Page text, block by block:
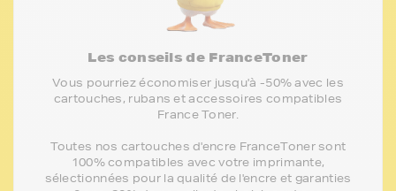
Les conseils de FranceToner
Vous pourriez économiser jusqu'à -50% avec les
cartouches, rubans et accessoires compatibles
France Toner.
Toutes nos cartouches d'encre FranceToner sont
100% compatibles avec votre imprimante,
sélectionnées pour la qualité de l'encre et garanties